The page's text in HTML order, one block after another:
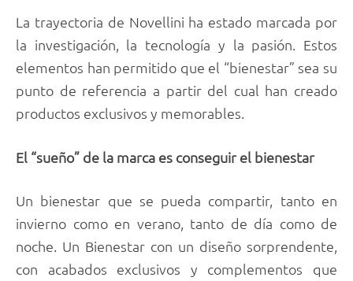
La trayectoria de Novellini ha estado marcada por
la investigación, la tecnología y la pasión. Estos
elementos han permitido que el “bienestar” sea su
punto de referencia a partir del cual han creado
productos exclusivos y memorables.
El “sueño” de la marca es conseguir el bienestar
Un bienestar que se pueda compartir, tanto en
invierno como en verano, tanto de día como de
noche. Un Bienestar con un diseño sorprendente,
con acabados exclusivos y complementos que